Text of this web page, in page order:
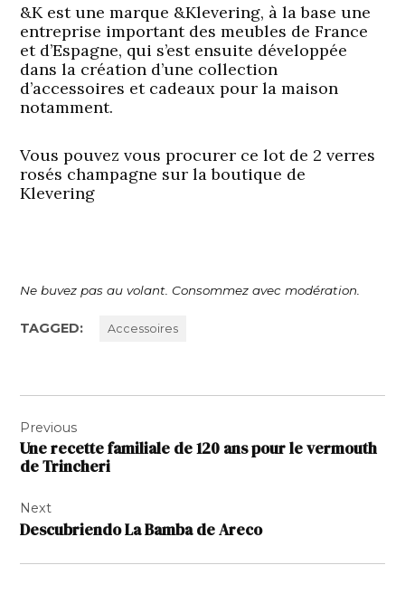
&K est une marque &Klevering, à la base une
entreprise important des meubles de France
et d’Espagne, qui s’est ensuite développée
dans la création d’une collection
d’accessoires et cadeaux pour la maison
notamment.
Vous pouvez vous procurer ce lot de 2 verres
rosés champagne sur la boutique de
Klevering
Ne buvez pas au volant. Consommez avec modération.
TAGGED: Accessoires
de
l’article
Previous
Une recette familiale de 120 ans pour le vermouth
de Trincheri
Next
Descubriendo La Bamba de Areco